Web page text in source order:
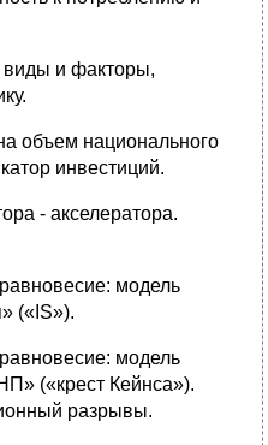
виды и факторы,
объем национального
инвестиций.
- акселератора.
модель
(«IS»).
модель
(«крест Кейнса»).
разрывы.